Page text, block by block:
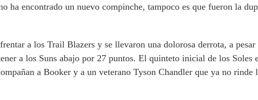
ha encontrado un nuevo compinche, tampoco es que fueron la
a los Trail Blazers y se llevaron una dolorosa derrota, a pesar
a los Suns abajo por 27 puntos. El quinteto inicial de los Soles
a Booker y a un veterano Tyson Chandler que ya no rinde